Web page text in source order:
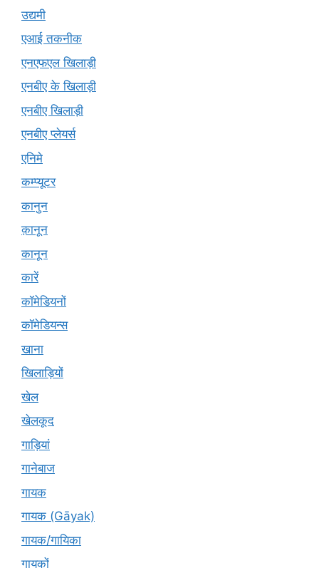
उद्यमी
एआई तकनीक
एनएफएल खिलाड़ी
एनबीए के खिलाड़ी
एनबीए खिलाड़ी
एनबीए प्लेयर्स
एनिमे
कम्प्यूटर
कानुन
क़ानून
कानून
कारें
कॉमेडियनों
कॉमेडियन्स
खाना
खिलाड़ियों
खेल
खेलकूद
गाड़ियां
गानेबाज
गायक
गायक (Gāyak)
गायक/गायिका
गायकों